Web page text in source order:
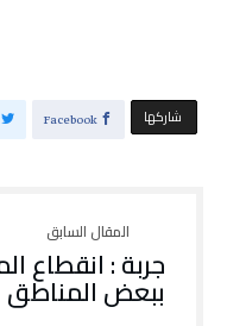
‫‫ شاركها‬ Facebook
جربة : انقطاع
ببعض المناطق